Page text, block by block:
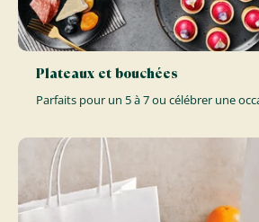
Plateaux et bouchées
Parfaits pour un 5 à 7 ou célébrer une